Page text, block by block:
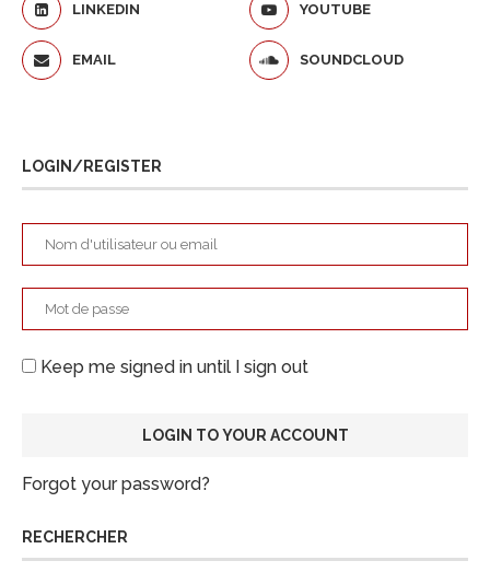
LINKEDIN YOUTUBE
EMAIL SOUNDCLOUD
LOGIN/REGISTER
Keep me signed in until I sign out
Forgot your password?
RECHERCHER